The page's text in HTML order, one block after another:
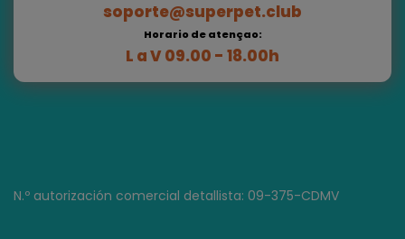
soporte@superpet.club
Horario de atençao:
L a V 09.00 - 18.00h
N.º autorización comercial detallista: 09-375-CDMV